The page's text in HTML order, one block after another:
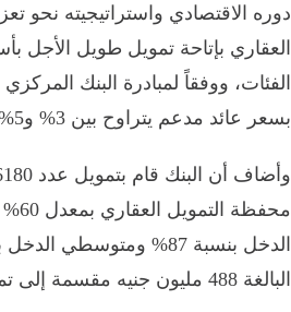
دوره الاقتصادي واستراتيجيته نحو
العقاري بإتاحة تمويل طويل الأجل
الفئات، ووفقاً لمبادرة البنك
بسعر عائد مدعم يتراوح بين 3% و5% و7% و8% لمدد أقصاها 30 سنة.
البالغة 488 مليون جنيه مقسمة إلى تمويل محدود بنسبة 96% ومتوسط الدخل بنسبة 4%.